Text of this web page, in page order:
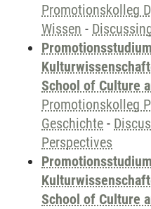
Promotionskolleg
Wissen -
School of Culture
Promotionskolleg
Geschichte -
Perspectives
School of Culture